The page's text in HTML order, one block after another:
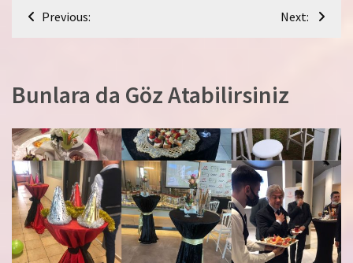
YazıPrevious: Next:
Bunlara da Göz Atabilirsiniz